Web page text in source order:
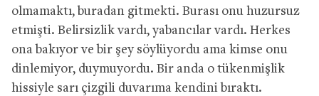
olmamaktı, buradan gitmekti. Burası onu huzursuz
etmişti. Belirsizlik vardı, yabancılar vardı. Herkes
ona bakıyor ve bir şey söylüyordu ama kimse onu
dinlemiyor, duymuyordu. Bir anda o tükenmişlik
hissiyle sarı çizgili duvarıma kendini bıraktı.